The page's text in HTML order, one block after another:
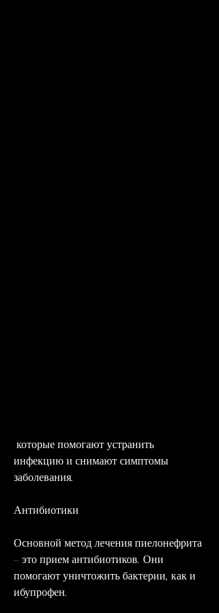
инфекцию и снимают симптомы
заболевания.
Антибиотики
Основной метод лечения пиелонефрита
– это прием антибиотиков. Они
помогают уничтожить бактерии, как и
ибупрофен.